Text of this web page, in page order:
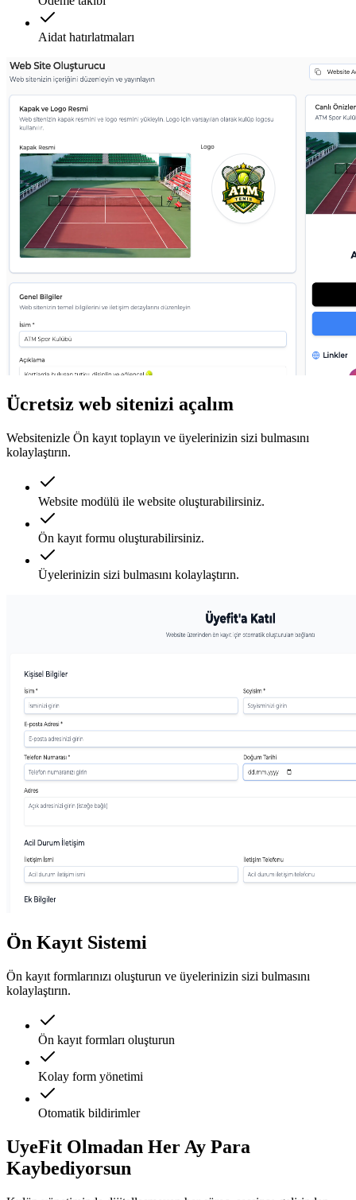
Aidat hatırlatmaları
Ücretsiz web sitenizi açalım
Websitenizle Ön kayıt toplayın ve üyelerinizin sizi bulmasını
kolaylaştırın.
Website modülü ile website oluşturabilirsiniz.
Ön kayıt formu oluşturabilirsiniz.
Üyelerinizin sizi bulmasını kolaylaştırın.
Ön Kayıt Sistemi
Ön kayıt formlarınızı oluşturun ve üyelerinizin sizi bulmasını
kolaylaştırın.
Ön kayıt formları oluşturun
Kolay form yönetimi
Otomatik bildirimler
UyeFit Olmadan Her Ay Para
Kaybediyorsun